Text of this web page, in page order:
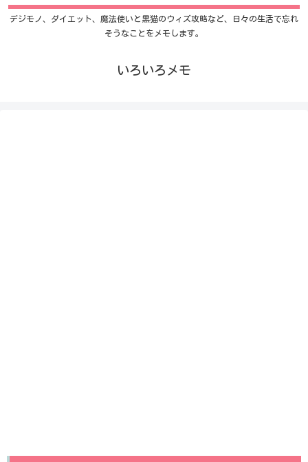
デジモノ、ダイエット、魔法使いと黒猫のウィズ攻略など、日々の生活で忘れ
そうなことをメモします。
いろいろメモ